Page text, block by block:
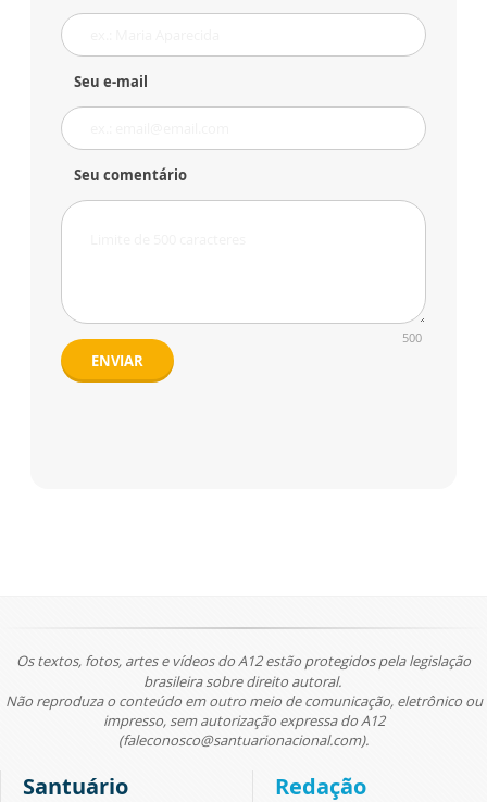
Seu e-mail
Seu comentário
500
ENVIAR
Os textos, fotos, artes e vídeos do A12 estão protegidos pela legislação
brasileira sobre direito autoral.
Não reproduza o conteúdo em outro meio de comunicação, eletrônico ou
impresso, sem autorização expressa do A12
(faleconosco@santuarionacional.com).
Santuário Redação